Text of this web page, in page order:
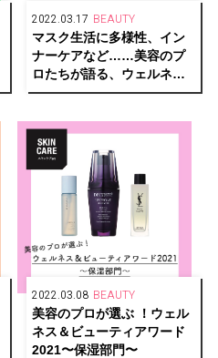
2022.03.17 BEAUTY
マスク生活に多様性、イン
ナーケアなど……美容のプ
ロたちが語る、ウェルネス
＆ビューティ界の変化
2022.03.08 BEAUTY
美容のプロが選ぶ ！ウェル
ネス＆ビューティアワード
2021〜保湿部門〜